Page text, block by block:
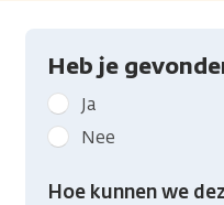
Heb je
Geef
kanker.nl
feedback:
Heb
Ja
Nee
Hoe kunnen we